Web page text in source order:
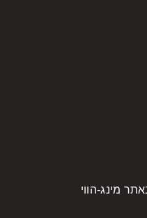
מינג-הווי